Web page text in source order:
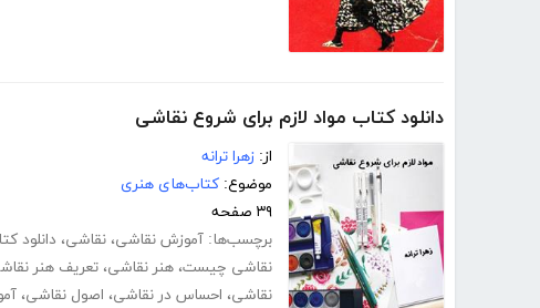
دانلود کتاب مواد لازم برای شروع نقاشی
از: زهرا ترانه
موضوع: کتاب‌های هنری
۳۹ صفحه
برچسب‌ها: آموزش نقاشی، نقاشی، دانلود
نقاشی چیست، هنر نقاشی، تعریف هنر
نقاشی، احساس در نقاشی، اصول نقاشی،